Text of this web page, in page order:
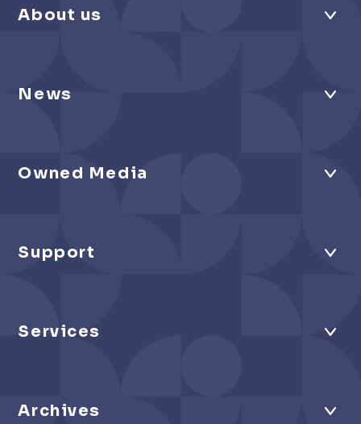
About us
News
Owned Media
Support
Services
Archives